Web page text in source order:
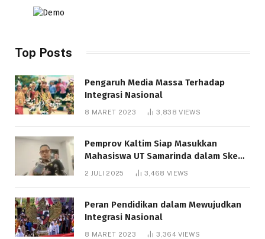
Top Posts
Pengaruh Media Massa Terhadap
Integrasi Nasional
8 MARET 2023 3,838VIEWS
Pemprov Kaltim Siap Masukkan
Mahasiswa UT Samarinda dalam Skema
Bantuan Pendidikan Gratispol
2 JULI 2025 3,468 VIEWS
Peran Pendidikan dalam Mewujudkan
Integrasi Nasional
8 MARET 2023 3,364VIEWS